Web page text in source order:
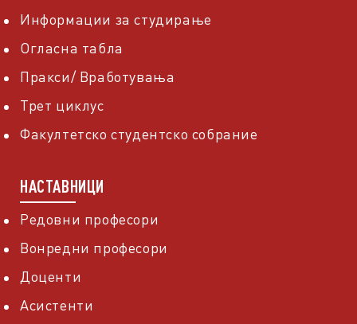
Информации за студирање
Огласна табла
Пракси/ Вработувања
Трет циклус
Факултетско студентско собрание
НАСТАВНИЦИ
Редовни професори
Вонредни професори
Доценти
Асистенти